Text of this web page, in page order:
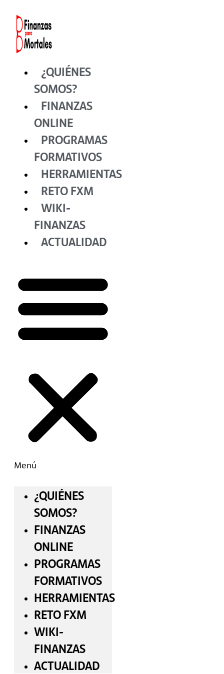
contenido
¿QUIÉNES
SOMOS?
FINANZAS
ONLINE
PROGRAMAS
FORMATIVOS
HERRAMIENTAS
RETO FXM
WIKI-
FINANZAS
ACTUALIDAD
Menú
¿QUIÉNES
SOMOS?
FINANZAS
ONLINE
PROGRAMAS
FORMATIVOS
HERRAMIENTAS
RETO FXM
WIKI-
FINANZAS
ACTUALIDAD